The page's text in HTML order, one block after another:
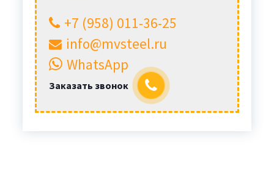
+7 (958) 011-36-25
info@mvsteel.ru
WhatsApp
Заказать звонок